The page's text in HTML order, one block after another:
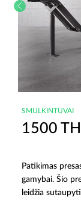
SMULKINTUVAI
1500 TH
Patikimas
gamybai. Šio
leidžia